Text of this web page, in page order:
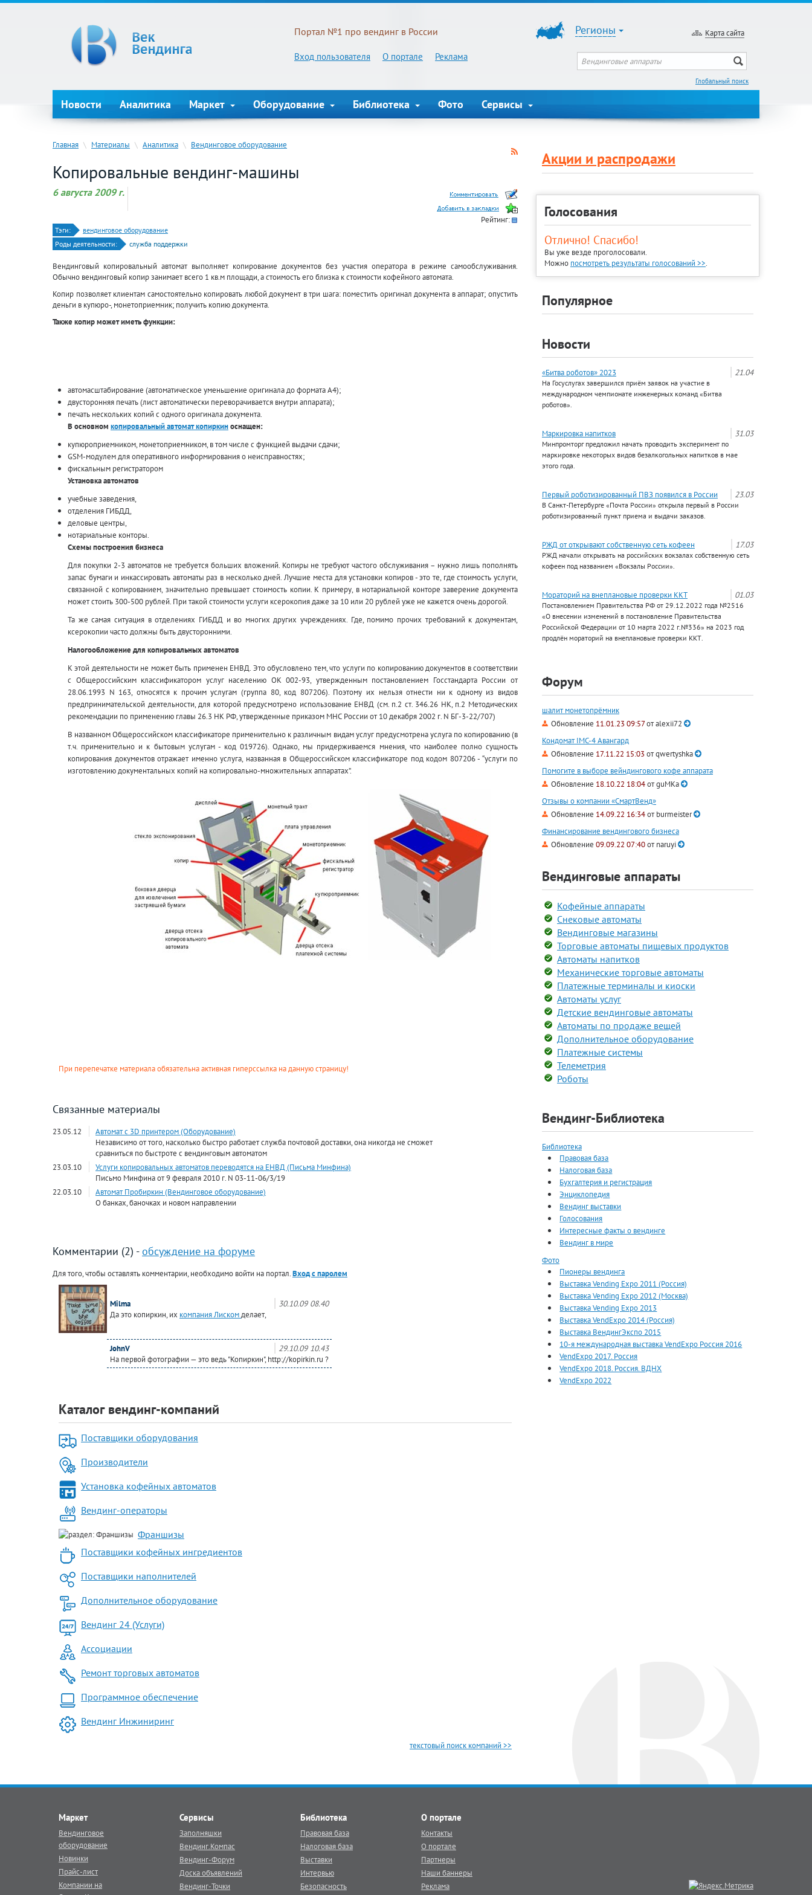
Портал №1 про вендинг в России
Вход пользователя О портале Реклама
Регионы Карта сайта
Глобальный поиск
Новости Аналитика Маркет Оборудование Библиотека Фото Сервисы
Главная \ Материалы \ Аналитика \ Вендинговое оборудование
Копировальные вендинг-машины
6 августа 2009 г.
Рейтинг:
Тэги:
вендинговое оборудование
Роды деятельности:
служба поддержки
Вендинговый копировальный автомат выполняет копирование документов без участия оператора в режиме самообслуживания.
Обычно вендинговый копир занимает всего 1 кв.м площади, а стоимость его близка к стоимости кофейного автомата.
Копир позволяет клиентам самостоятельно копировать любой документ в три шага: поместить оригинал документа в аппарат; опустить
деньги в купюро-, монетоприемник; получить копию документа.
Также копир может иметь функции:
автомасштабирование (автоматическое уменьшение оригинала до формата А4);
двусторонняя печать (лист автоматически переворачивается внутри аппарата);
печать нескольких копий с одного оригинала документа.
В основном копировальный автомат копиркиноснащен:
купюроприемником, монетоприемником, в том числе с функцией выдачи сдачи;
GSM-модулем для оперативного информирования о неисправностях;
фискальным регистратором
Установка автоматов
учебные заведения,
отделения ГИБДД,
деловые центры,
нотариальные конторы.
Схемы построения бизнеса
Для покупки 2-3 автоматов не требуется больших вложений. Копиры не требуют частого обслуживания – нужно лишь пополнять
запас бумаги и инкассировать автоматы раз в несколько дней. Лучшие места для установки копиров - это те, где стоимость услуги,
связанной с копированием, значительно превышает стоимость копии. К примеру, в нотариальной конторе заверение документа
может стоить 300-500 рублей. При такой стоимости услуги ксерокопия даже за 10 или 20 рублей уже не кажется очень дорогой.
Та же самая ситуация в отделениях ГИБДД и во многих других учреждениях. Где, помимо прочих требований к документам,
ксерокопии часто должны быть двусторонними.
Налогообложение для копировальных автоматов
К этой деятельности не может быть применен ЕНВД. Это обусловлено тем, что услуги по копированию документов в соответствии
с Общероссийским классификатором услуг населению ОК 002-93, утвержденным постановлением Госстандарта России от
28.06.1993 N 163, относятся к прочим услугам (группа 80, код 807206). Поэтому их нельзя отнести ни к одному из видов
предпринимательской деятельности, для которой предусмотрено использование ЕНВД (см. п.2 ст. 346.26 НК, п.2 Методических
рекомендации по применению главы 26.3 НК РФ, утвержденные приказом МНС России от 10 декабря 2002 г. N БГ-3-22/707)
В названном Общероссийском классификаторе применительно к различным видам услуг предусмотрена услуга по копированию (в
т.ч. применительно и к бытовым услугам - код 019726). Однако, мы придерживаемся мнения, что наиболее полно сущность
копирования документов отражает именно услуга, названная в Общероссийском классификаторе под кодом 807206 - “услуги по
изготовлению документальных копий на копировально-множительных аппаратах”.
При перепечатке материала обязательна активная гиперссылка на данную страницу!
Связанные материалы
23.05.12
Автомат с 3D принтером (Оборудование)
Независимо от того, насколько быстро работает служба почтовой доставки, она никогда не сможет
сравниться по быстроте с вендинговым автоматом
23.03.10
Услуги копировальных автоматов переводятся на ЕНВД (Письма Минфина)
Письмо Минфина от 9 февраля 2010 г. N 03-11-06/3/19
22.03.10
Автомат Пробиркин (Вендинговое оборудование)
О банках, баночках и новом направлении
Комментарии (2) -обсуждение на форуме
Для того, чтобы оставлять комментарии, необходимо войти на портал.Вход с паролем
30.10.09 08.40
Milma
Да это копиркин, их компания Лискомделает,
29.10.09 10.43
JohnV
На первой фотографии — это ведь "Копиркин", http://kopirkin.ru ?
Каталог вендинг-компаний
Поставщики оборудования
Производители
Установка кофейных автоматов
Вендинг-операторы
Франшизы
Поставщики кофейных ингредиентов
Поставщики наполнителей
Дополнительное оборудование
Вендинг 24 (Услуги)
Ассоциации
Ремонт торговых автоматов
Программное обеспечение
Вендинг Инжиниринг
текстовый поиск компаний >>
Акции и распродажи
Голосования
Отлично! Спасибо!
Вы уже везде проголосовали.
Можно посмотреть результаты голосований >>.
Популярное
Новости
21.04
«Битва роботов» 2023
На Госуслугах завершился приём заявок на участие в
международном чемпионате инженерных команд «Битва
роботов».
31.03
Маркировка напитков
Минпромторг предложил начать проводить эксперимент по
маркировке некоторых видов безалкогольных напитков в мае
этого года.
23.03
Первый роботизированный ПВЗ появился в России
В Санкт-Петербурге «Почта России» открыла первый в России
роботизированный пункт приема и выдачи заказов.
17.03
РЖД от открывают собственную сеть кофеен
РЖД начали открывать на российских вокзалах собственную сеть
кофеен под названием «Вокзалы России».
01.03
Мораторий на внеплановые проверки ККТ
Постановлением Правительства РФ от 29.12.2022 года №2516
«О внесении изменений в постановление Правительства
Российской Федерации от 10 марта 2022 г.№336» на 2023 год
продлён мораторий на внеплановые проверки ККТ.
Форум
шалит монетопрёмник
Обновление 11.01.23 09:57отalexii72
Кондомат IMC-4 Авангард
Обновление 17.11.22 15:03 отqwertyshka
Помогите в выборе вейндингового кофе аппарата
Обновление 18.10.22 18:04отguMKa
Отзывы о компании «СмартВенд»
Обновление 14.09.22 16:34отburmeister
Финансирование вендингового бизнеса
Обновление 09.09.22 07:40отnaruyi
Вендинговые аппараты
Кофейные аппараты
Снековые автоматы
Вендинговые магазины
Торговые автоматы пищевых продуктов
Автоматы напитков
Механические торговые автоматы
Платежные терминалы и киоски
Автоматы услуг
Детские вендинговые автоматы
Автоматы по продаже вещей
Дополнительное оборудование
Платежные системы
Телеметрия
Роботы
Вендинг-Библиотека
Библиотека
Правовая база
Налоговая база
Бухгалтерия и регистрация
Энциклопедия
Вендинг выставки
Голосования
Интересные факты о вендинге
Вендинг в мире
Фото
Пионеры вендинга
Выставка Vending Expo 2011 (Россия)
Выставка Vending Expo 2012 (Москва)
Выставка Vending Expo 2013
Выставка VendExpo 2014 (Россия)
Выставка ВендингЭкспо 2015
10-я международная выставка VendExpo Россия 2016
VendExpo 2017. Россия
VendExpo 2018. Россия. ВДНХ
VendExpo 2022
Маркет
Вендинговое
оборудование
Новинки
Прайс-лист
Компании на
Сервисы
Заполняшки
Вендинг.Компас
Вендинг-Форум
Доска объявлений
Вендинг-Точки
Библиотека
Правовая база
Налоговая база
Выставки
Интервью
Безопасность
О портале
Контакты
О портале
Партнеры
Наши баннеры
Реклама